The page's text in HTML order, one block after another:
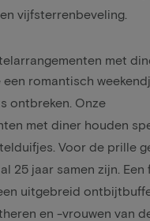
vijfsterrenbeveling.
met
een romantisch
ontbreken. Onze
met diner houden
Voor de prille
25 jaar samen zijn. Een
uitgebreid
en -vrouwen van